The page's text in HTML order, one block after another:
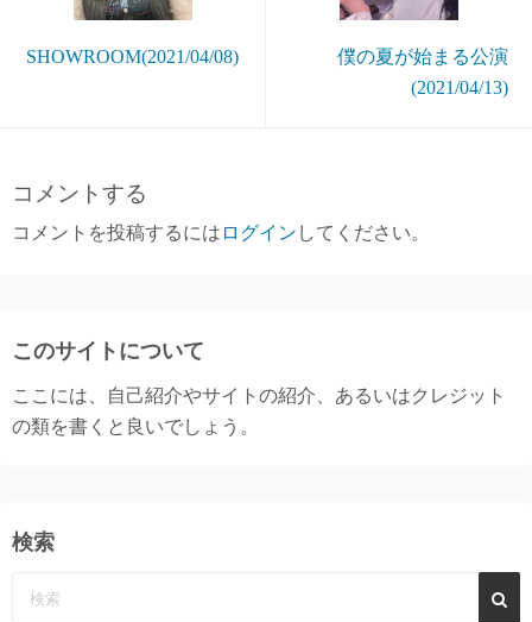
SHOWROOM(2021/04/08)
僕の夏が始まる公演
(2021/04/13)
コメントする
コメントを投稿するには ログイン してください。
このサイトについて
ここには、自己紹介やサイトの紹介、あるいはクレジット
の類を書くと良いでしょう。
検索